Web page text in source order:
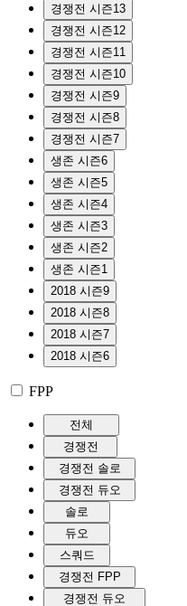
경쟁전 시즌13
경쟁전 시즌12
경쟁전 시즌11
경쟁전 시즌10
경쟁전 시즌9
경쟁전 시즌8
경쟁전 시즌7
생존 시즌6
생존 시즌5
생존 시즌4
생존 시즌3
생존 시즌2
생존 시즌1
2018 시즌9
2018 시즌8
2018 시즌7
2018 시즌6
FPP
전체
경쟁전
경쟁전 솔로
경쟁전 듀오
솔로
듀오
스쿼드
경쟁전 FPP
경쟁전 듀오